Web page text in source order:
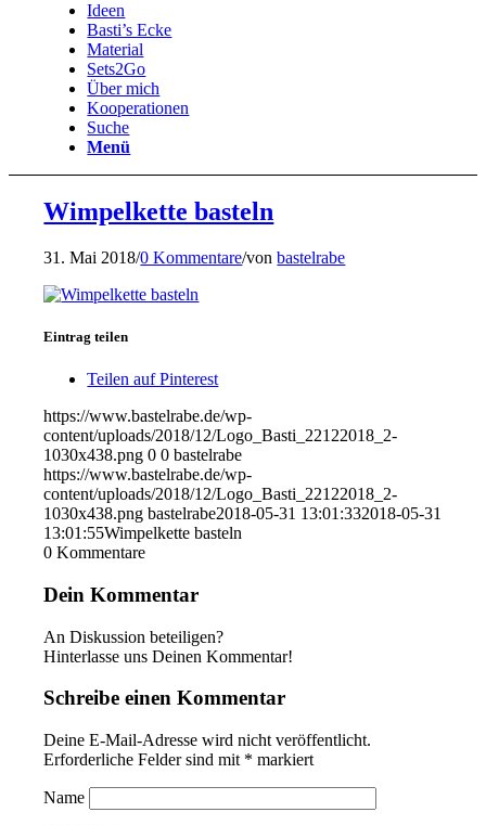
Ideen
Basti’s Ecke
Material
Sets2Go
Über mich
Kooperationen
Suche
Menü
Wimpelkette basteln
31. Mai 2018/0 Kommentare/vonbastelrabe
Eintrag teilen
Teilen auf Pinterest
https://www.bastelrabe.de/wp-
content/uploads/2018/12/Logo_Basti_22122018_2-
1030x438.png 0 0 bastelrabe
https://www.bastelrabe.de/wp-
content/uploads/2018/12/Logo_Basti_22122018_2-
1030x438.png bastelrabe2018-05-31 13:01:332018-05-31
13:01:55Wimpelkette basteln
0 Kommentare
Dein Kommentar
An Diskussion beteiligen?
Hinterlasse uns Deinen Kommentar!
Schreibe einen Kommentar
Deine E-Mail-Adresse wird nicht veröffentlicht.
Erforderliche Felder sind mit * markiert
Name